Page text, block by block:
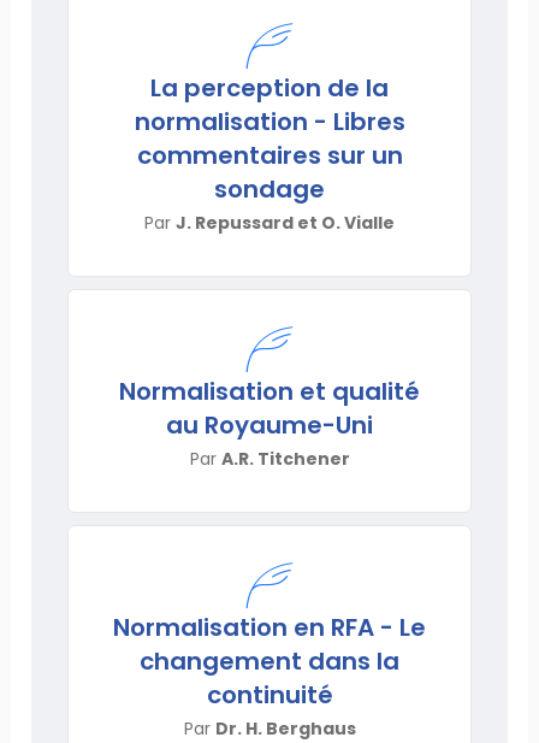
La perception de la
normalisation - Libres
commentaires sur un
sondage
Par J. Repussard et O. Vialle
Normalisation et qualité
au Royaume-Uni
Par A.R. Titchener
Normalisation en RFA - Le
changement dans la
continuité
Par Dr. H. Berghaus